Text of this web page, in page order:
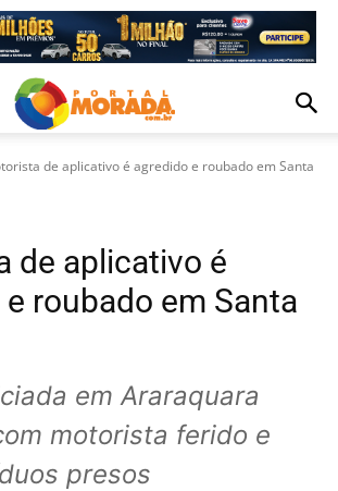
de aplicativo é agredido e roubado em Santa
de aplicativo é
roubado em Santa
em Araraquara
motorista ferido e
presos